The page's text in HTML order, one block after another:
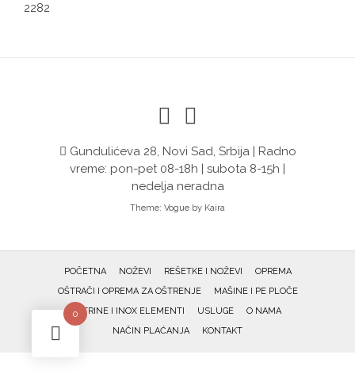
navigation
2282
Gundulićeva 28, Novi Sad, Srbija | Radno
vreme: pon-pet 08-18h | subota 8-15h |
nedelja neradna
Theme: Vogue by Kaira
POČETNA NOŽEVI REŠETKE I NOŽEVI
OPREMA
OŠTRAČI I OPREMA ZA OŠTRENJE
MAŠINE I PE PLOČE
VITRINE I INOX ELEMENTI
USLUGE
O NAMA
NAČIN PLAĆANJA
KONTAKT
0